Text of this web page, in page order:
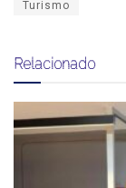
Turismo
Relacionado